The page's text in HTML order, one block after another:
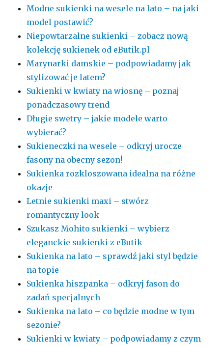
Modne sukienki na wesele na lato – na jaki
model postawić?
Niepowtarzalne sukienki – zobacz nową
kolekcję sukienek od eButik.pl
Marynarki damskie – podpowiadamy jak
stylizować je latem?
Sukienki w kwiaty na wiosnę – poznaj
ponadczasowy trend
Długie swetry – jakie modele warto
wybierać?
Sukieneczki na wesele – odkryj urocze
fasony na obecny sezon!
Sukienka rozkloszowana idealna na różne
okazje
Letnie sukienki maxi – stwórz
romantyczny look
Szukasz Mohito sukienki – wybierz
eleganckie sukienki z eButik
Sukienka na lato – sprawdź jaki styl będzie
na topie
Sukienka hiszpanka – odkryj fason do
zadań specjalnych
Sukienka na lato – co będzie modne w tym
sezonie?
Sukienki w kwiaty – podpowiadamy z czym